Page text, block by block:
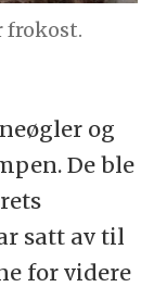
frokost.
og
De ble
satt av til
for videre